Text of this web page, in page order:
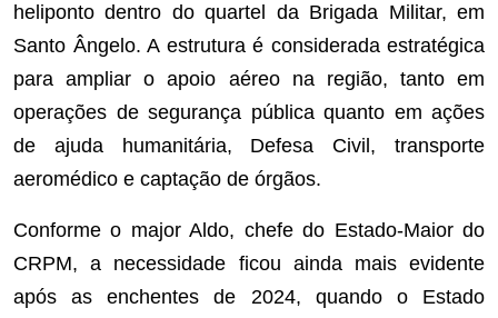
heliponto dentro do quartel da Brigada Militar, em
Santo Ângelo. A estrutura é considerada estratégica
para ampliar o apoio aéreo na região, tanto em
operações de segurança pública quanto em ações
de ajuda humanitária, Defesa Civil, transporte
aeromédico e captação de órgãos.
Conforme o major Aldo, chefe do Estado-Maior do
CRPM, a necessidade ficou ainda mais evidente
após as enchentes de 2024, quando o Estado